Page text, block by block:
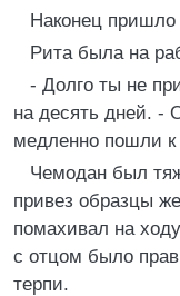
Наконец пришло
Рита была на
- Долго ты не
на десять дней. -
медленно пошли к
Чемодан был
привез образцы
помахивал на
с отцом было
терпи.